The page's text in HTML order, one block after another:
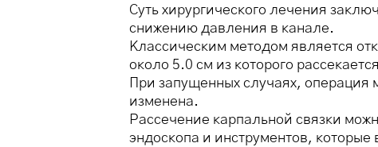
Суть хирургического лечения
снижению давления в канале.
Классическим методом является
около 5.0 см из которого
При запущенных случаях,
изменена.
Рассечение карпальной связки
эндоскопа и инструментов,